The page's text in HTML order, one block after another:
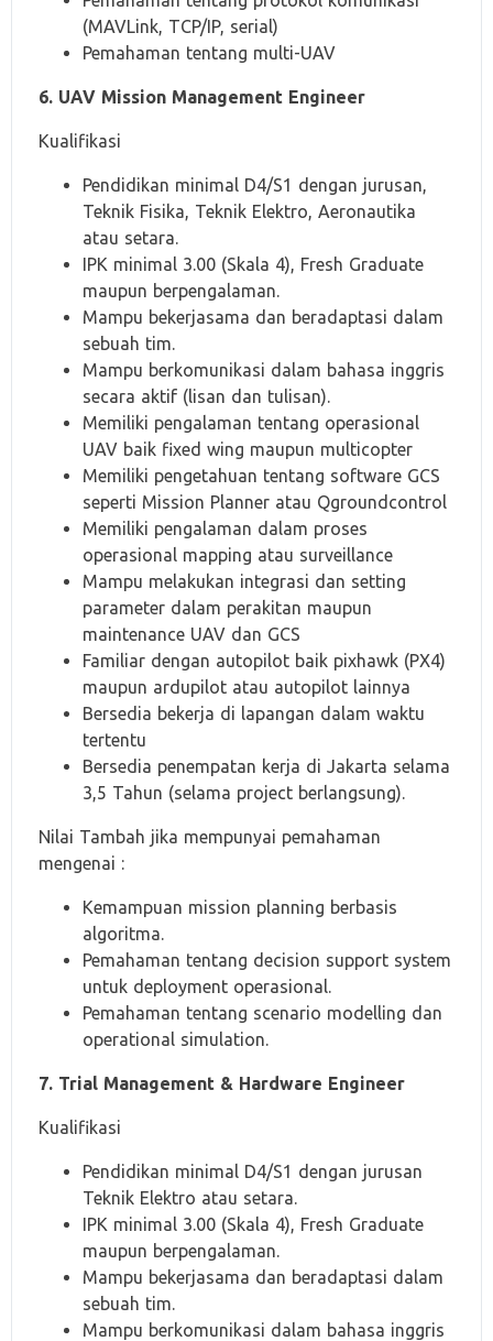
(MAVLink, TCP/IP, serial)
Pemahaman tentang multi-UAV
6. UAV Mission Management Engineer
Kualifikasi
Pendidikan minimal D4/S1 dengan jurusan,
Teknik Fisika, Teknik Elektro, Aeronautika
atau setara.
IPK minimal 3.00 (Skala 4), Fresh Graduate
maupun berpengalaman.
Mampu bekerjasama dan beradaptasi dalam
sebuah tim.
Mampu berkomunikasi dalam bahasa inggris
secara aktif (lisan dan tulisan).
Memiliki pengalaman tentang operasional
UAV baik fixed wing maupun multicopter
Memiliki pengetahuan tentang software GCS
seperti Mission Planner atau Qgroundcontrol
Memiliki pengalaman dalam proses
operasional mapping atau surveillance
Mampu melakukan integrasi dan setting
parameter dalam perakitan maupun
maintenance UAV dan GCS
Familiar dengan autopilot baik pixhawk (PX4)
maupun ardupilot atau autopilot lainnya
Bersedia bekerja di lapangan dalam waktu
tertentu
Bersedia penempatan kerja di Jakarta selama
3,5 Tahun (selama project berlangsung).
Nilai Tambah jika mempunyai pemahaman
mengenai :
Kemampuan mission planning berbasis
algoritma.
Pemahaman tentang decision support system
untuk deployment operasional.
Pemahaman tentang scenario modelling dan
operational simulation.
7. Trial Management & Hardware Engineer
Kualifikasi
Pendidikan minimal D4/S1 dengan jurusan
Teknik Elektro atau setara.
IPK minimal 3.00 (Skala 4), Fresh Graduate
maupun berpengalaman.
Mampu bekerjasama dan beradaptasi dalam
sebuah tim.
Mampu berkomunikasi dalam bahasa inggris